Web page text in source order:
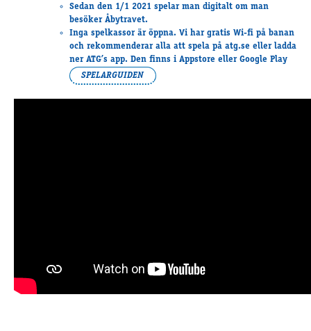
Samarbetspartners
Kursutbud och Aktiviteter
Ungdoms­stipendium
Sedan den 1/1 2021 spelar man digitalt om man
besöker Åbytravet.
Inga spelkassorär öppna. Vi har gratis Wi-fi på banan
och rekommenderar alla att spela på atg.se eller ladda
ner ATG’s app. Den finns i Appstore eller Google Play
SPELARGUIDEN